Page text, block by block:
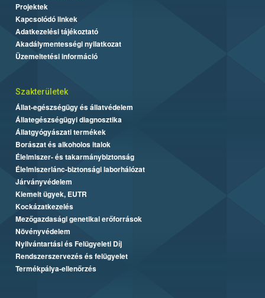
Projektek
Kapcsolódó linkek
Adatkezelési tájékoztató
Akadálymentességi nyilatkozat
Üzemeltetési információ
Szakterületek
Állat-egészségügy és állatvédelem
Állategészségügyi diagnosztika
Állatgyógyászati termékek
Borászat és alkoholos italok
Élelmiszer- és takarmánybiztonság
Élelmiszerlánc-biztonsági laborhálózat
Járványvédelem
Kiemelt ügyek, EUTR
Kockázatkezelés
Mezőgazdasági genetikai erőforrások
Növényvédelem
Nyilvántartási és Felügyeleti Díj
Rendszerszervezés és felügyelet
Termékpálya-ellenőrzés